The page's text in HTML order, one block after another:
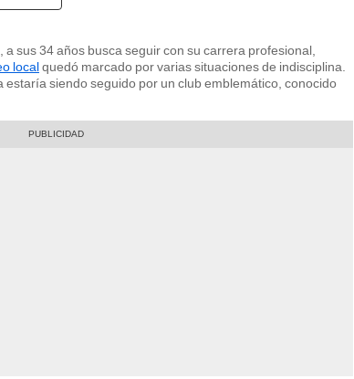
a sus 34 años busca seguir con su carrera profesional,
localquedó marcado por varias situaciones de indisciplina.
siendo seguido por un club emblemático, conocido